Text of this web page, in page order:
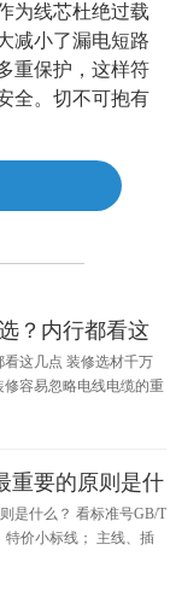
为线芯杜绝过载
减小了漏电短路
重保护，这样符
全。切不可抱有
？内行都看这
这几点 装修选材千万
容易忽略电线电缆的重
重要的原则是什
是什么？ 看标准号GB/T
特价小标线； 主线、插